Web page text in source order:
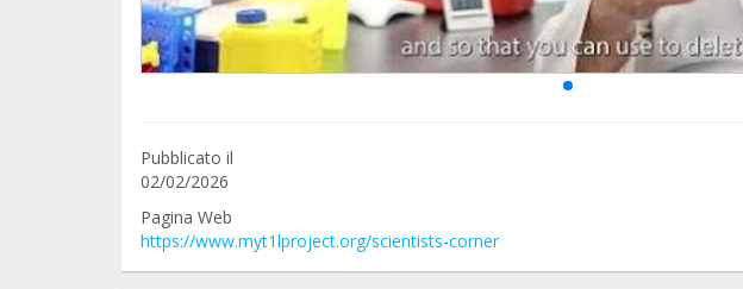
Pubblicato il
02/02/2026
Pagina Web
https://www.myt1lproject.org/scientists-corner